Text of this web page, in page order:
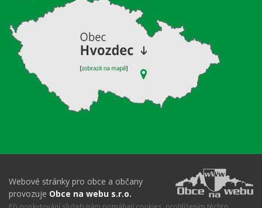
Webové stránky pro obce a občany
provozuje Obce na webu s.r.o.